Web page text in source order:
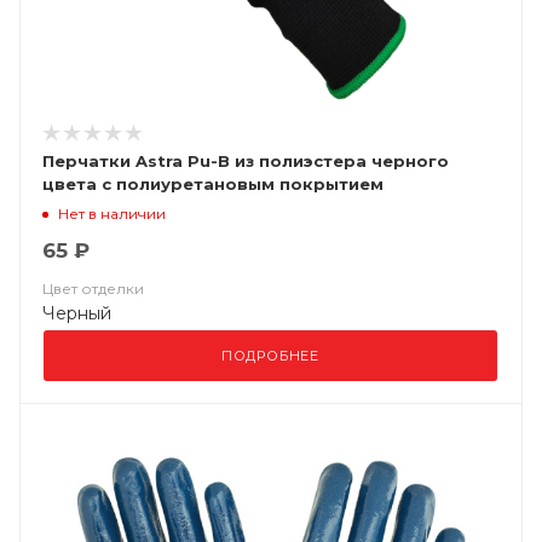
Перчатки Astra Pu-B из полиэстера черного
цвета с полиуретановым покрытием
Нет в наличии
65 ₽
Цвет отделки
Черный
ПОДРОБНЕЕ